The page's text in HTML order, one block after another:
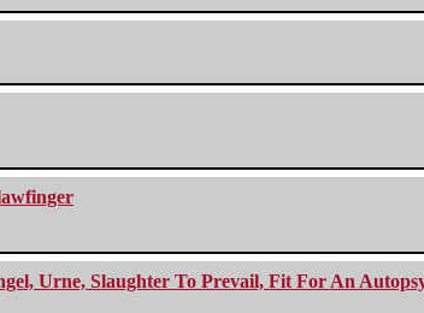
Urne, Slaughter To Prevail, Fit For An